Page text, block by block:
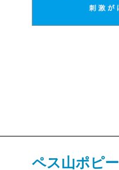
ペス山ポピー